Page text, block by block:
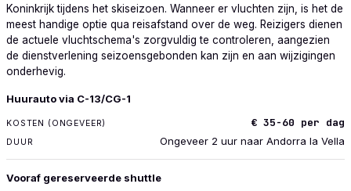
Koninkrijk tijdens het skiseizoen. Wanneer er vluchten zijn, is het de
meest handige optie qua reisafstand over de weg. Reizigers dienen
de actuele vluchtschema's zorgvuldig te controleren, aangezien
de dienstverlening seizoensgebonden kan zijn en aan wijzigingen
onderhevig.
VERVOER
Huurauto via C-13/CG-1
€ 35-60 per dag
Ongeveer 2 uur naar Andorra la Vella
Vooraf gereserveerde shuttle